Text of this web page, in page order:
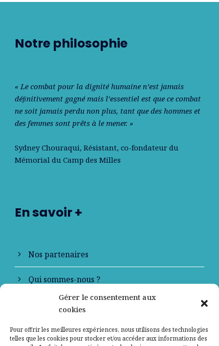
Gérer le consentement aux
cookies
Pour offrir les meilleures expériences, nous utilisons des technologies
telles que les cookies pour stocker et/ou accéder aux informations des
Notre philosophie
« Le combat pour la dignité humaine n’est jamais
déﬁnitivement gagné mais l’essentiel est que ce combat
ne soit jamais perdu non plus, tant que des hommes et
des femmes sont prêts à le mener. »
Sydney Chouraqui, Résistant, co-fondateur du
Mémorial du Camp des Milles
En savoir +
Nos partenaires
Qui sommes-nous ?
Contactez-nous
Mentions légales